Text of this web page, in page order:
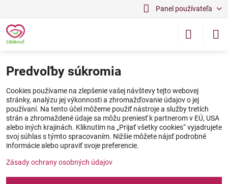
Panel používateľa
Predvoľby súkromia
Cookies používame na zlepšenie vašej návštevy tejto webovej
stránky, analýzu jej výkonnosti a zhromažďovanie údajov o jej
používaní. Na tento účel môžeme použiť nástroje a služby tretích
strán a zhromaždené údaje sa môžu preniesť k partnerom v EÚ, USA
alebo iných krajinách. Kliknutím na „Prijať všetky cookies“ vyjadrujete
svoj súhlas s týmto spracovaním. Nižšie môžete nájsť podrobné
informácie alebo upraviť svoje preferencie.
Zásady ochrany osobných údajov